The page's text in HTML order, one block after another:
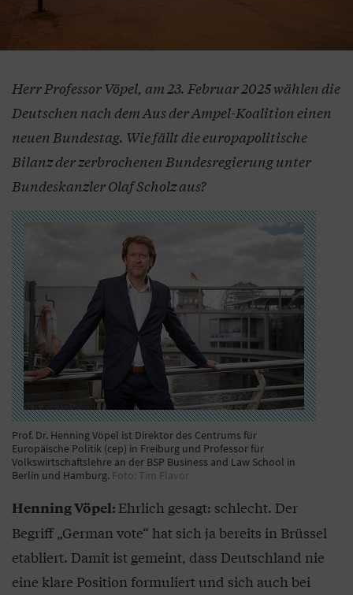
Herr Professor Vöpel, am 23. Februar 2025 wählen die
Deutschen nach dem Aus der Ampel-Koalition einen
neuen Bundestag. Wie fällt die europapolitische
Bilanz der zerbrochenen Bundesregierung unter
Bundeskanzler Olaf Scholz aus?
Prof. Dr. Henning Vöpel ist Direktor des Centrums für
Europäische Politik (cep) in Freiburg und Professor für
Volkswirtschaftslehre an der BSP Business and Law School in
Berlin und Hamburg. Foto: Tim Flavor
Henning Vöpel:Ehrlich gesagt: schlecht. Der
Begriff „German vote“ hat sich ja bereits in Brüssel
etabliert. Damit ist gemeint, dass Deutschland nie
eine klare Position formuliert und sich auch bei